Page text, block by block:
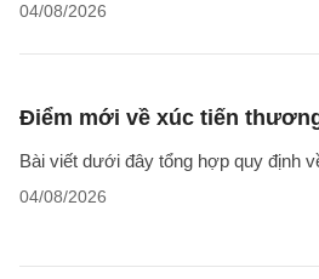
04/08/2026
Điểm mới về xúc tiến
Bài viết dưới đây tổng hợp quy định
04/08/2026